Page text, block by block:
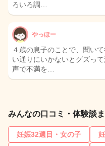
ろいろ調…
やっほー
４歳の息子のことで、聞い
い通りにいかないとグズっ
声で不満を…
みんなの口コミ・体験談
妊娠32週目・女の子